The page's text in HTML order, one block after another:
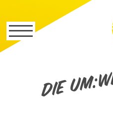
Die